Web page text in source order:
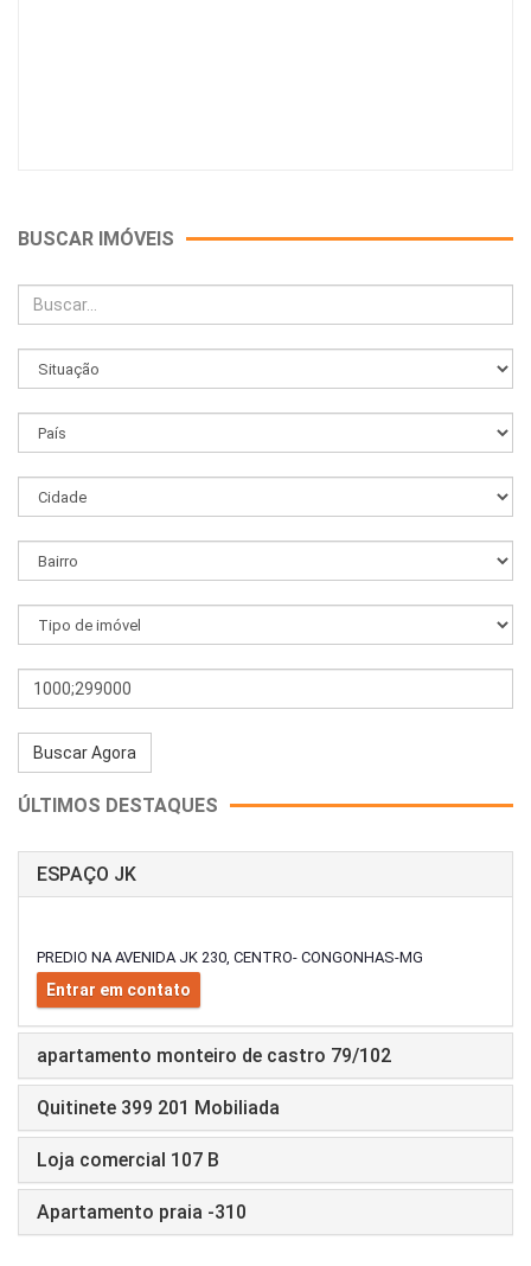
BUSCAR IMÓVEIS
ÚLTIMOS DESTAQUES
ESPAÇO JK
PREDIO NA AVENIDA JK 230, CENTRO- CONGONHAS-MG
Entrar em contato
apartamento monteiro de castro 79/102
Quitinete 399 201 Mobiliada
Loja comercial 107 B
Apartamento praia -310